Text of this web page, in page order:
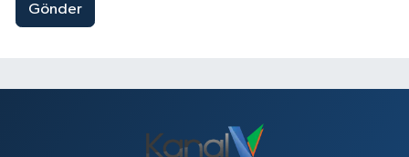
Gönder